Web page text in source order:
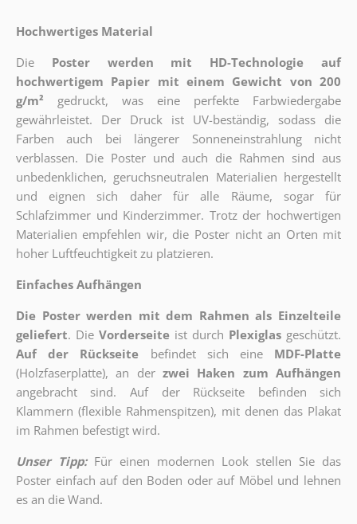
Hochwertiges Material
Die
Poster werden mit HD-Technologie auf
hochwertigem Papier mit einem Gewicht von 200
g/m²
gedruckt, was eine perfekte Farbwiedergabe
gewährleistet. Der Druck ist UV-beständig, sodass die
Farben auch bei längerer Sonneneinstrahlung nicht
verblassen. Die Poster und auch die Rahmen sind aus
unbedenklichen, geruchsneutralen Materialien hergestellt
und eignen sich daher für alle Räume, sogar für
Schlafzimmer und Kinderzimmer. Trotz der hochwertigen
Materialien empfehlen wir, die Poster nicht an Orten mit
hoher Luftfeuchtigkeit zu platzieren.
Einfaches Aufhängen
Die Poster werden mit dem Rahmen als Einzelteile
geliefert. Die Vorderseite ist durch Plexiglas geschützt.
Auf der Rückseite
befindet sich eine
MDF-Platte
(Holzfaserplatte), an der zwei Haken zum Aufhängen
angebracht sind.
Auf der Rückseite befinden sich
Klammern (flexible Rahmenspitzen), mit denen das Plakat
im Rahmen befestigt wird.
Unser Tipp: Für einen modernen Look stellen Sie das
Poster einfach auf den Boden oder auf Möbel und lehnen
es an die Wand.